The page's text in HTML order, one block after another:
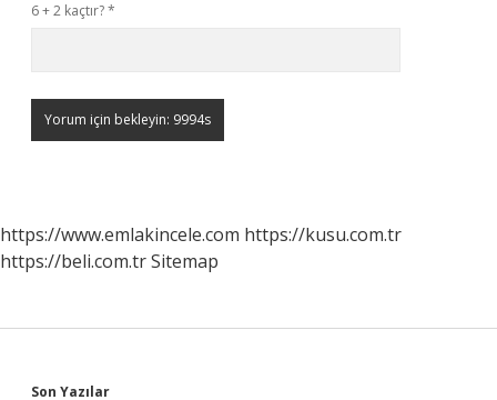
6 + 2 kaçtır?*
https://www.emlakincele.com https://kusu.com.tr
https://beli.com.trSitemap
Son Yazılar